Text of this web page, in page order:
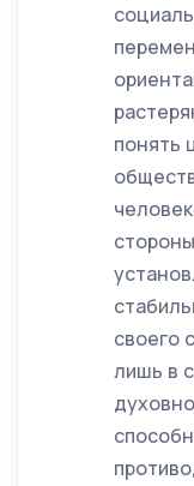
понять
своего
лишь в